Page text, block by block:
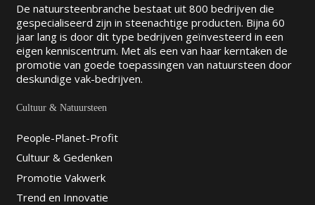
De natuursteenbranche bestaat uit 800 bedrijven die
gespecialiseerd zijn in steenachtige producten. Bijna 60
jaar lang is door dit type bedrijven geïnvesteerd in een
eigen kenniscentrum. Met als een van haar kerntaken de
promotie van goede toepassingen van natuursteen door
deskundige vak-bedrijven.
Cultuur & Natuursteen
People-Planet-Profit
Cultuur & Gedenken
Promotie Vakwerk
Trend en Innovatie